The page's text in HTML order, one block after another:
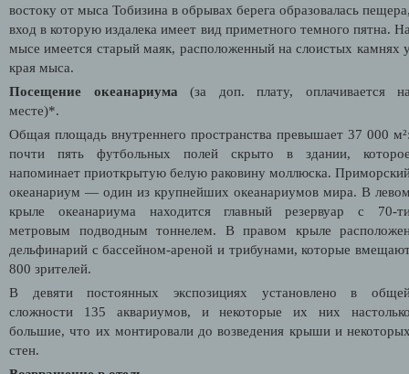
востоку от мыса Тобизина в обрывах берега образовалась
вход в которую издалека имеет вид приметного темного пятна.
мысе имеется старый маяк, расположенный на слоистых камнях
края мыса.
Посещение океанариума (за доп. плату, оплачивается
месте)*.
Общая площадь внутреннего пространства превышает 37 000
почти пять футбольных полей скрыто в здании,
напоминает приоткрытую белую раковину моллюска.
океанариум — один из крупнейших океанариумов мира. В
крыле океанариума находится главный резервуар с 70-
метровым подводным тоннелем. В правом крыле
дельфинарий с бассейном-ареной и трибунами, которые
800 зрителей.
В девяти постоянных экспозициях установлено в
сложности 135 аквариумов, и некоторые их них
большие, что их монтировали до возведения крыши и
стен.